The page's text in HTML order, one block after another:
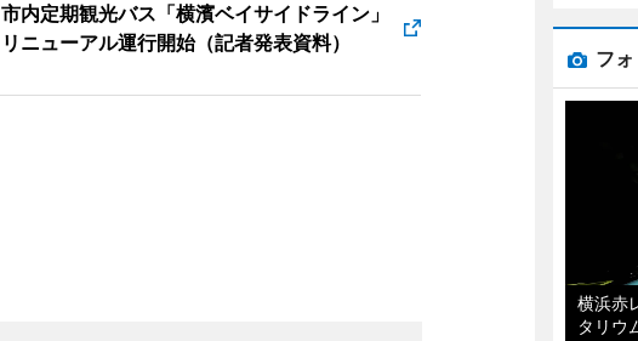
市内定期観光バス「横濱ベイサイドライン」
リニューアル運行開始（記者発表資料）
フ
横浜赤
タリウ